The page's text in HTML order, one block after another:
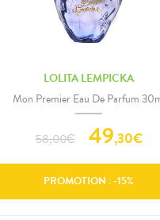
LOLITA LEMPICKA
Mon Premier Eau De Parfum
58,00€ 49,30€
PROMOTION : -15%